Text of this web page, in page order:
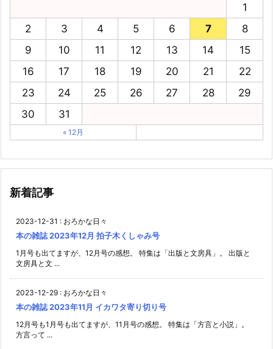
1
2
3 4 5 6 7
8
9
10 11 12 13 14
15
16
17 18 19 20 21
22
23
24 25 26 27 28
29
30
31
« 12月
新着記事
2023-12-31 : おろかな日々
本の雑誌 2023年12月 拍子木くしゃみ号
1月号も出てますが、12月号の感想。 特集は「出版と文房具」。 出版と
文房具と文 ...
2023-12-29 : おろかな日々
本の雑誌 2023年11月 イカワタ寄り切り号
12月号も1月号も出てますが、11月号の感想。 特集は「方言と小説」。
方言って ...